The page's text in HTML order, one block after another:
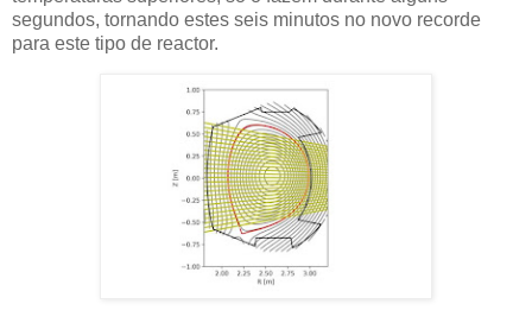
segundos, tornando estes seis minutos no novo recorde
para este tipo de reactor.